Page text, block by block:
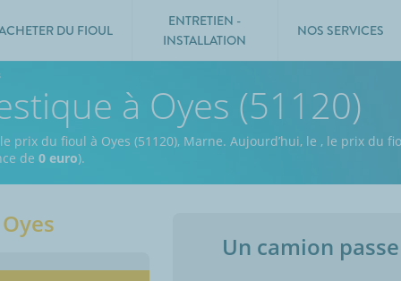
DU FIOUL
ENTRETIEN -
INSTALLATION
NOS SERVICES
à Oyes (51120)
prix du fioul à Oyes (51120), Marne. Aujourd’hui, le , le prix du
de 0 euro).
Oyes
Un camion